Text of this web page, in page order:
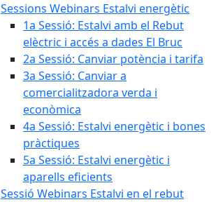
Sessions Webinars Estalvi energètic
1a Sessió: Estalvi amb el Rebut
elèctric i accés a dades El Bruc
2a Sessió: Canviar potència i tarifa
3a Sessió: Canviar a
comercialitzadora verda i
econòmica
4a Sessió: Estalvi energètic i bones
pràctiques
5a Sessió: Estalvi energètic i
aparells eficients
Sessió Webinars Estalvi en el rebut